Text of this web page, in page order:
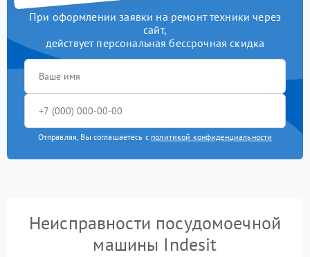
При оформлении заявки на ремонт техники через
сайт,
действует персональная бессрочная скидка
Отправляя, Вы соглашаетесь с политикой конфиденциальности
Неисправности посудомоечной
машины Indesit